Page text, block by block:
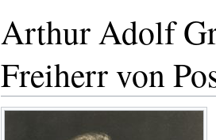
Arthur Adolf
Freiherr von